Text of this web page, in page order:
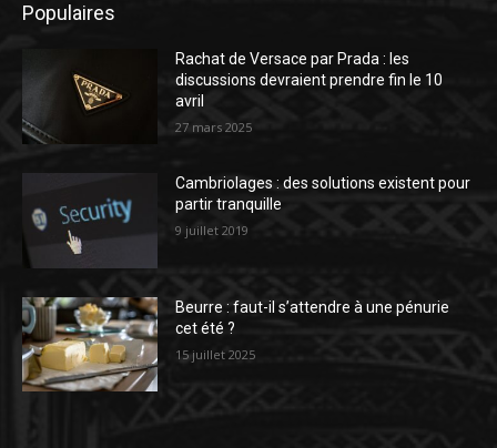
Populaires
Rachat de Versace par Prada : les
discussions devraient prendre fin le 10
avril
27 mars 2025
Cambriolages : des solutions existent pour
partir tranquille
9 juillet 2019
Beurre : faut-il s’attendre à une pénurie
cet été ?
15 juillet 2025